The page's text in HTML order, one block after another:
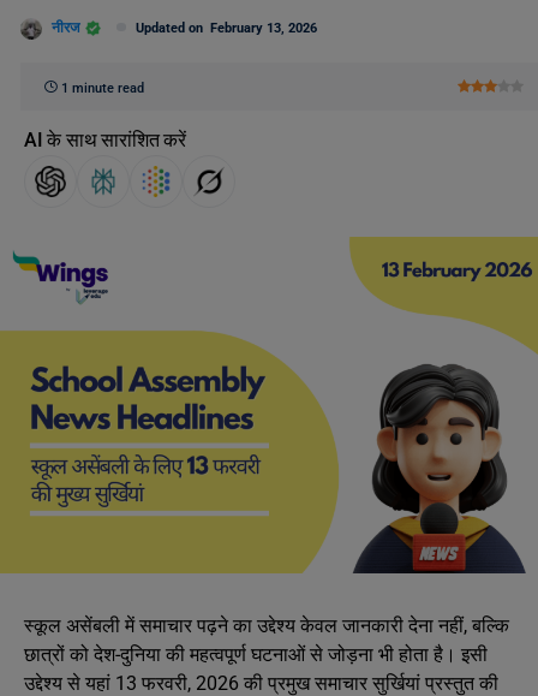
नीरज Updated on February 13, 2026
1 minute read
AI के साथ सारांशित करें
स्कूल असेंबली में समाचार पढ़ने का उद्देश्य केवल जानकारी देना नहीं, बल्कि
छात्रों को देश-दुनिया की महत्वपूर्ण घटनाओं से जोड़ना भी होता है। इसी
उद्देश्य से यहां 13 फरवरी, 2026 की प्रमुख समाचार सुर्खियां प्रस्तुत की